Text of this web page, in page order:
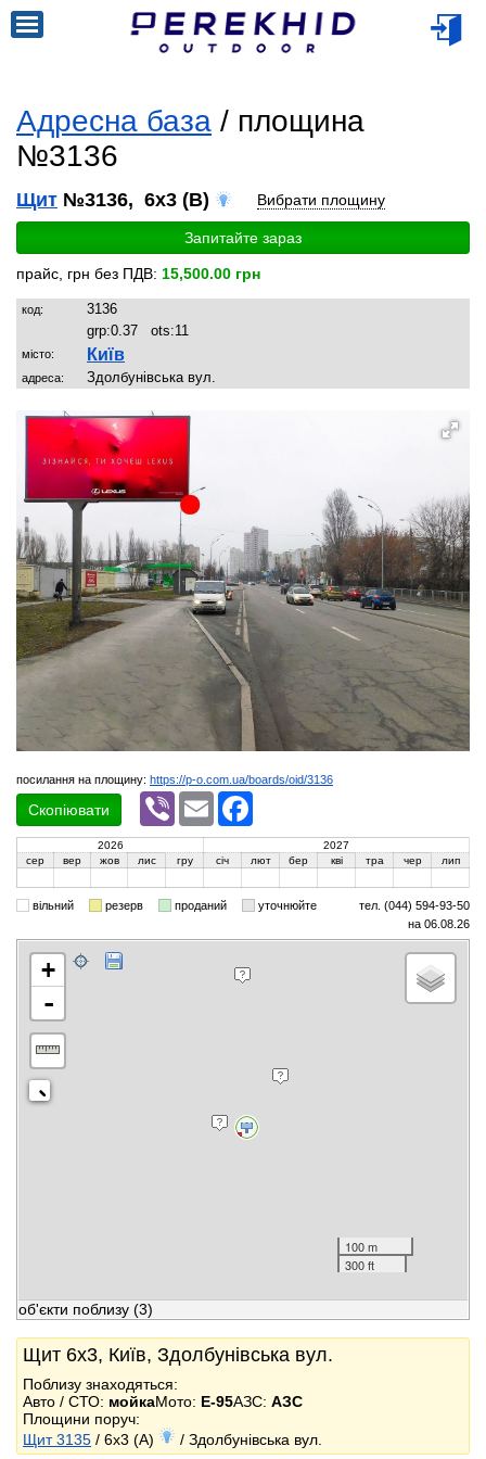
Адресна база / площина
№3136
Щит №3136, 6x3 (B) Вибрати площину
Запитайте зараз
прайс, грн без ПДВ: 15,500.00 грн
код:
3136
grp:0.37 ots:11
місто: Київ
адреса: Здолбунівська вул.
посилання на площину: https://p-o.com.ua/boards/oid/3136
Скопіювати
Viber Email
2026
2027
сер
вер жов лис гру січ лют бер кві тра чер лип
вільний резерв проданий уточнюйте
тел. (044) 594-93-50
на 06.08.26
+
-
100 m
300 ft
об'єкти поблизу (3)
Щит 6x3, Київ, Здолбунівська вул.
Поблизу знаходяться:
Авто / СТО: мойкаМото: E-95АЗС: АЗС
Площини поруч:
Щит 3135 / 6x3 (A) / Здолбунівська вул.